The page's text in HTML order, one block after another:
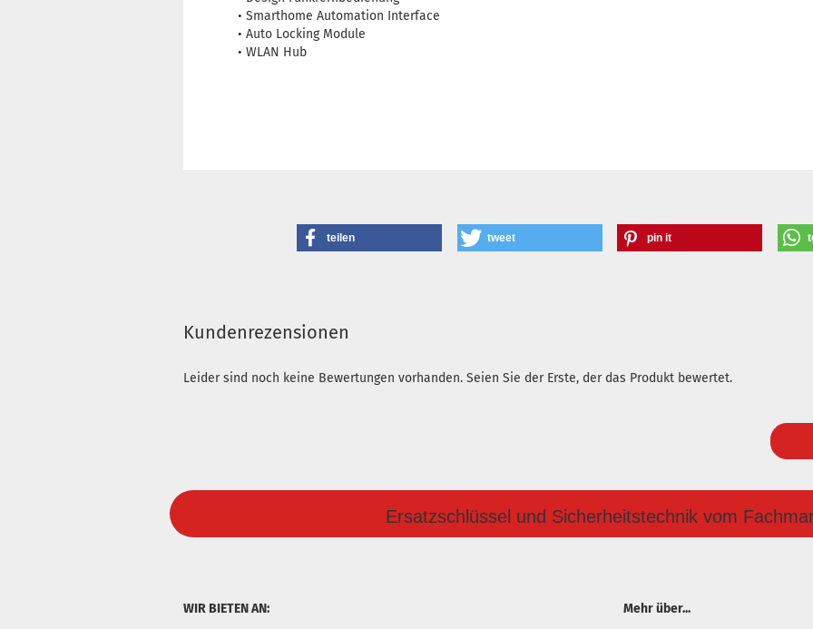
• Smarthome Automation Interface
• Auto Locking Module
• WLAN Hub
teilen tweet pin it
Kundenrezensionen
Leider sind noch keine Bewertungen vorhanden. Seien Sie der Erste, der das Produkt bewertet.
Ersatzschlüssel und Sicherheitstechnik vom
WIR BIETEN AN:
Mehr über...